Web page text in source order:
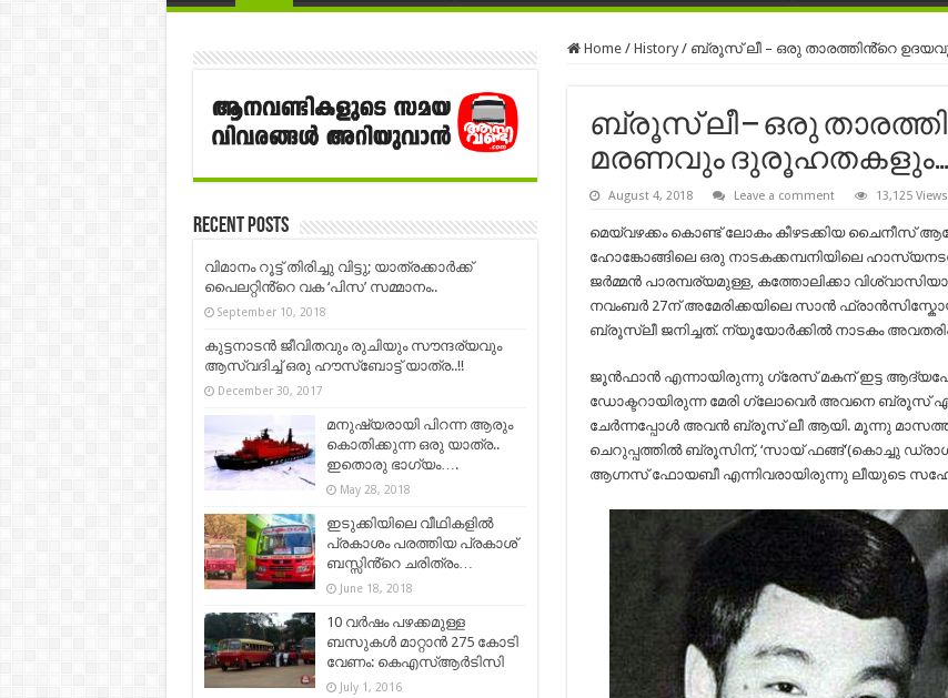
Home / History / ബ്രൂസ് ലീ – ഒരു താരത്തിൻ്റെ
ബ്രൂസ് ലീ – ഒരു
മരണവും ദുരൂഹതകളും…
August 4, 2018 Leave a comment 13,125 Views
മെയ്‌വഴക്കം കൊണ്ട് ലോകം കീഴടക്കിയ ചൈനീസ്
ഹോങ്കോങ്ങിലെ ഒരു നാടകക്കമ്പനിയിലെ
ജർമ്മൻ പാരമ്പര്യമുള്ള, കത്തോലിക്കാ
നവം‌ബർ‍ 27ന്‌ അമേരിക്കയിലെ സാൻ
ബ്രൂസ്‌ലീ ജനിച്ചത്. ന്യൂയോർക്കിൽ നാടകം
ജൂൻഫാൻ എന്നായിരുന്നു ഗ്രേസ് മകന് ഇട്ട
ഡോക്ടറായിരുന്ന മേരി ഗ്ലോവെർ അവനെ ബ്രൂസ്
ചേർന്നപ്പോൾ അവൻ ബ്രൂസ് ലീ ആയി. മൂന്നു മാസത്തിനു
ചെറുപ്പത്തിൽ ബ്രൂസിന്‌, ‘സായ് ഫങ്ങ്'(കൊച്ചു
ആഗ്നസ് ഫോയബീ എന്നിവരായിരുന്നു ലീയുടെ
Recent Posts
വിമാനം റൂട്ട് തിരിച്ചു വിട്ടു; യാത്രക്കാർക്ക്
പൈലറ്റിൻ്റെ വക ‘പിസ’ സമ്മാനം..
September 10, 2018
കുട്ടനാടന്‍ ജീവിതവും രുചിയും സൗന്ദര്യവും
ആസ്വദിച്ച് ഒരു ഹൗസ്ബോട്ട് യാത്ര..!!
December 30, 2017
മനുഷ്യരായി പിറന്ന ആരും
കൊതിക്കുന്ന ഒരു യാത്ര..
ഇതൊരു ഭാഗ്യം….
May 28, 2018
ഇടുക്കിയിലെ വീഥികളിൽ
പ്രകാശം പരത്തിയ പ്രകാശ്
ബസ്സിൻ്റെ ചരിത്രം…
June 18, 2018
10 വർഷം പഴക്കമുള്ള
ബസുകൾ മാറ്റാൻ 275 കോടി
വേണം: കെഎസ്ആർടിസി
July 1, 2016